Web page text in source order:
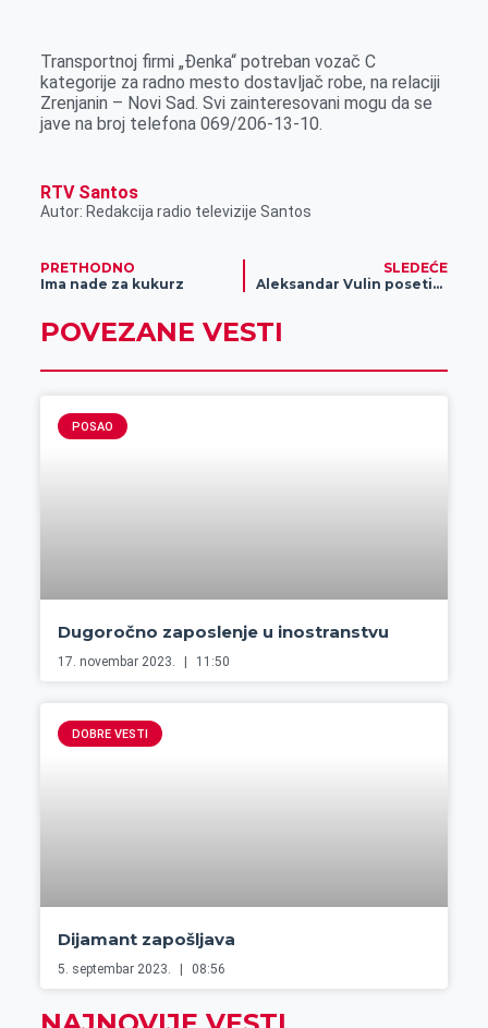
r
n
A
p
p
i
l
Transportnoj firmi „Đenka“ potreban vozač C
kategorije za radno mesto dostavljač robe, na relaciji
Zrenjanin – Novi Sad. Svi zainteresovani mogu da se
jave na broj telefona 069/206-13-10.
RTV Santos
Autor: Redakcija radio televizije Santos
PRETHODNO
Ima nade za kukurz
SLEDEĆE
Aleksandar Vulin posetio PU Zrenjanin
POVEZANE VESTI
POSAO
Dugoročno zaposlenje u inostranstvu
17. novembar 2023. 11:50
DOBRE VESTI
Dijamant zapošljava
5. septembar 2023. 08:56